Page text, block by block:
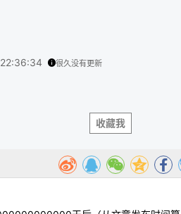
很久没有更新
收藏我